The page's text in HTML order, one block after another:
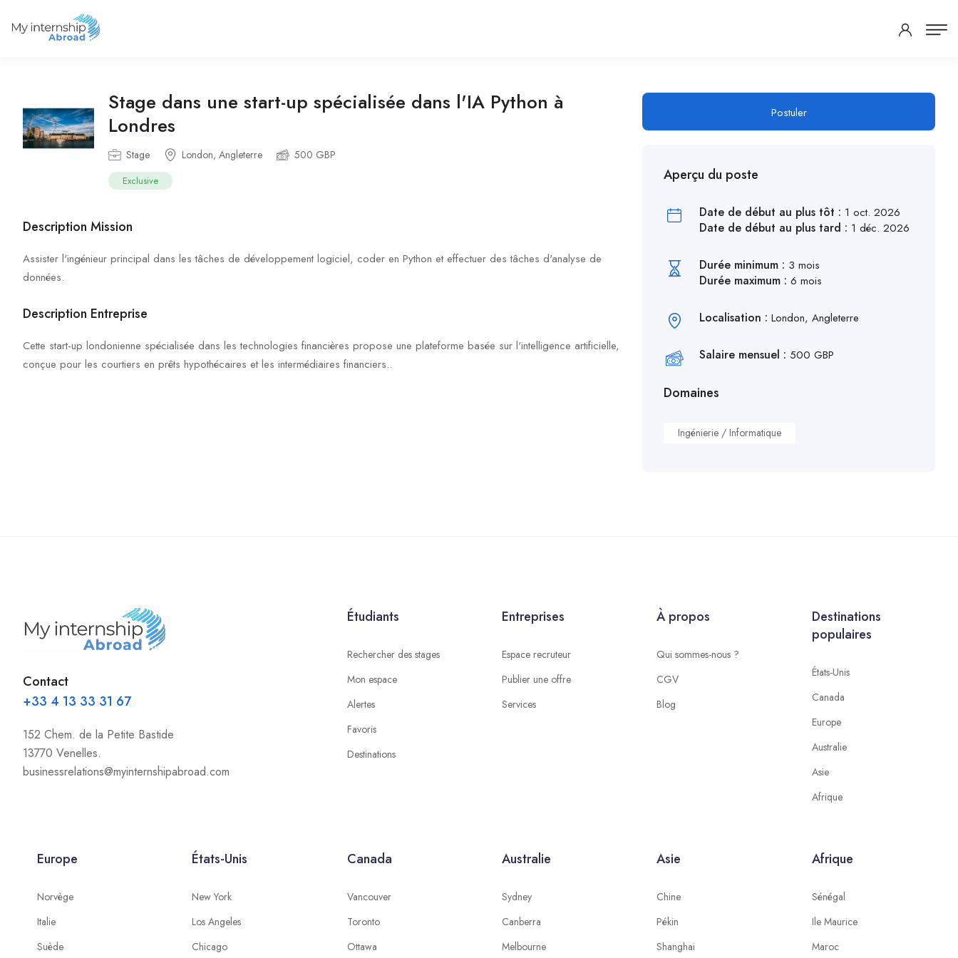
Stage dans une start-up spécialisée dans l'IA Python à
Londres
Stage London, Angleterre 500 GBP
Exclusive
Description Mission
Assister l'ingénieur principal dans les tâches de développement logiciel, coder en Python et effectuer des tâches d'analyse de
données.
Description Entreprise
Cette start-up londonienne spécialisée dans les technologies financières propose une plateforme basée sur l'intelligence artificielle,
conçue pour les courtiers en prêts hypothécaires et les intermédiaires financiers..
Postuler
Aperçu du poste
Date de début au plus tôt : 1 oct. 2026
Date de début au plus tard : 1 déc. 2026
Durée minimum : 3 mois
Durée maximum :6 mois
Localisation :London, Angleterre
Salaire mensuel : 500 GBP
Domaines
Ingénierie / Informatique
Contact
+33 4 13 33 31 67
152 Chem. de la Petite Bastide
13770 Venelles.
businessrelations@myinternshipabroad.com
Étudiants
Rechercher des stages
Mon espace
Alertes
Favoris
Destinations
Entreprises
Espace recruteur
Publier une offre
Services
À propos
Qui sommes-nous ?
CGV
Blog
Destinations
populaires
États-Unis
Canada
Europe
Australie
Asie
Afrique
Europe
Norvège
Italie
Suède
États-Unis
New York
Los Angeles
Chicago
Canada
Vancouver
Toronto
Ottawa
Australie
Sydney
Canberra
Melbourne
Asie
Chine
Pékin
Shanghai
Afrique
Sénégal
Ile Maurice
Maroc